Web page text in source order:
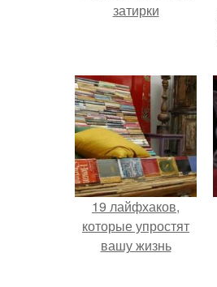
затирки
19 лайфхаков,
которые упростят
вашу жизнь